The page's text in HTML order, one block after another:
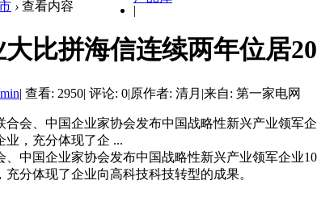
|
› 查看内容
比拼海信连续两年位居
| 查看: 2950| 评论: 0|原作者: 清月 |来自: 第一家电网
合会、中国企业家协会发布中国战略性新兴产业领
业，充分体现了企 ...
、中国企业家协会发布中国战略性新兴产业领军企业
分体现了企业向高科技科技转型的成果。